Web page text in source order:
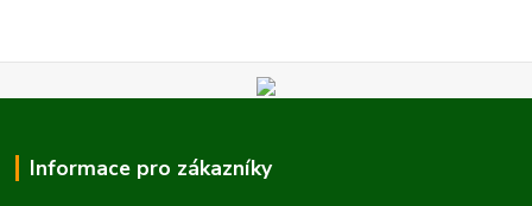
Informace pro zákazníky